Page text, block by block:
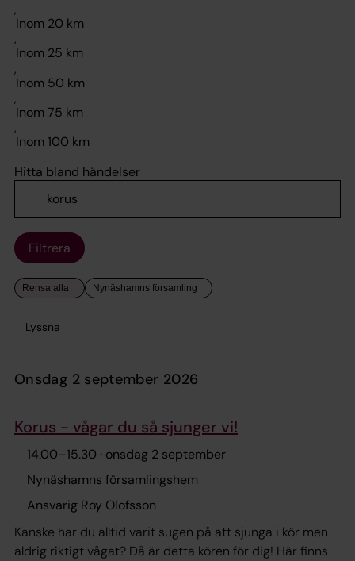
,
,
,
,
,
Hitta bland händelser
Filtrera
Lyssna
onsdag 2 september 2026
Korus - vågar du så sjunger vi!
14.00–15.30 · onsdag 2 september
Nynäshamns församlingshem
Ansvarig Roy Olofsson
Kanske har du alltid varit sugen på att sjunga i kör men
aldrig riktigt vågat? Då är detta kören för dig! Här finns